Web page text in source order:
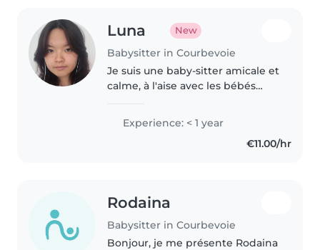
Luna New
Babysitter in Courbevoie
Je suis une baby-sitter amicale et
calme, à l'aise avec les bébés
(anglais, mandarin et français), je
propose des activités créatives
Experience: < 1 year
€11.00/hr
Rodaina
Babysitter in Courbevoie
Bonjour, je me présente Rodaina